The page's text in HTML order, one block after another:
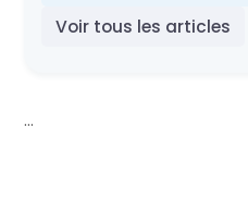
Voir tous les articles
...